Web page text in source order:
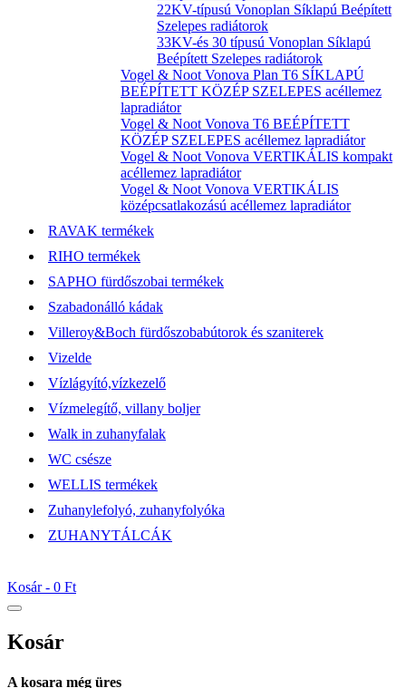
22KV-típusú Vonoplan Síklapú Beépített
Szelepes radiátorok
33KV-és 30 típusú Vonoplan Síklapú
Beépített Szelepes radiátorok
Vogel & Noot Vonova Plan T6 SÍKLAPÚ
BEÉPÍTETT KÖZÉP SZELEPES acéllemez
lapradiátor
Vogel & Noot Vonova T6 BEÉPÍTETT
KÖZÉP SZELEPES acéllemez lapradiátor
Vogel & Noot Vonova VERTIKÁLIS kompakt
acéllemez lapradiátor
Vogel & Noot Vonova VERTIKÁLIS
középcsatlakozású acéllemez lapradiátor
RAVAK termékek
RIHO termékek
SAPHO fürdőszobai termékek
Szabadonálló kádak
Villeroy&Boch fürdőszobabútorok és szaniterek
Vizelde
Vízlágyító,vízkezelő
Vízmelegítő, villany boljer
Walk in zuhanyfalak
WC csésze
WELLIS termékek
Zuhanylefolyó, zuhanyfolyóka
ZUHANYTÁLCÁK
Kosár - 0 Ft
Kosár
A kosara még üres